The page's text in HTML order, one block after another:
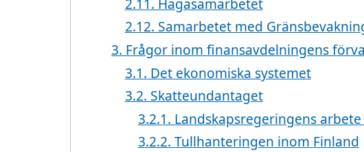
2.12. Samarbetet med
3. Frågor inom finansavdelningens
3.1. Det ekonomiska systemet
3.2. Skatteundantaget
3.2.1. Landskapsregeringens
3.2.2. Tullhanteringen inom Finland